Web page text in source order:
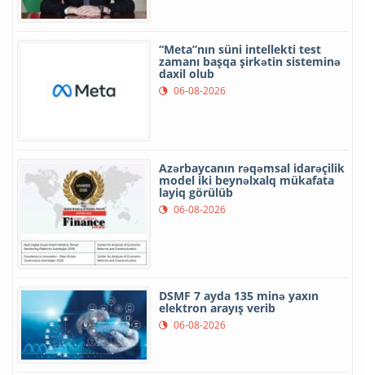
“Meta”nın süni intellekti test
zamanı başqa şirkətin sisteminə
daxil olub
06-08-2026
Azərbaycanın rəqəmsal idarəçilik
model iki beynəlxalq mükafata
layiq görülüb
06-08-2026
DSMF 7 ayda 135 minə yaxın
elektron arayış verib
06-08-2026